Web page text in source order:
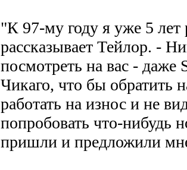
"К 97-му году я уже 5 лет
рассказывает Тейлор. -
посмотреть на вас -
Чикаго, что бы обратить
работать на износ и не
попробовать что-нибудь
пришли и предложили